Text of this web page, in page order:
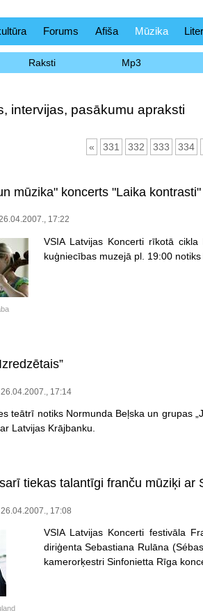
Forums Afiša Mūzika
Raksti Mp3
intervijas, pasākumu apraksti
« 331 332 333 334
mūzika" koncerts "Laika kontrasti"
17:22
VSIA Latvijas Koncerti rīkotā
kuģniecības muzejā pl. 19:00
17:14
teātrī notiks Normunda Beļska un grupas
Latvijas Krājbanku.
tiekas talantīgi franču mūziķi ar
17:08
VSIA Latvijas Koncerti festivāla
diriģenta Sebastiana Rulāna
kamerorķestri Sinfonietta Rīga